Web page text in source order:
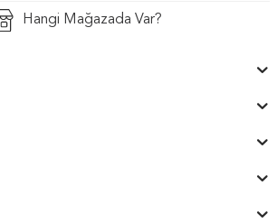
Hangi Mağazada Var?